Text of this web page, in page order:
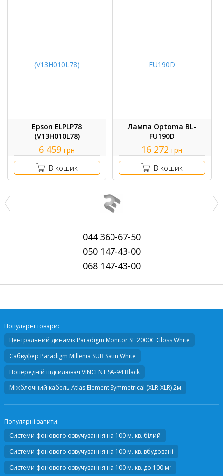
Epson ELPLP78
(V13H010L78)
6 459 грн
В кошик
Лампа Optoma BL-
FU190D
16 272 грн
В кошик
044360-67-50
050147-43-00
068147-43-00
Популярні товари:
Центральний динамікParadigm Monitor SE 2000С Gloss White
Сабвуфер Paradigm Millenia SUB Satin White
Попередній підсилювач VINCENT SA-94 Black
Міжблочний кабель Atlas Element Symmetrical (XLR-XLR) 2м
Популярні запити:
Системи фонового озвучування на 100 м. кв. білий
Системи фонового озвучування на 100 м. кв. вбудовані
Системи фонового озвучування на 100 м. кв. до 100 м²